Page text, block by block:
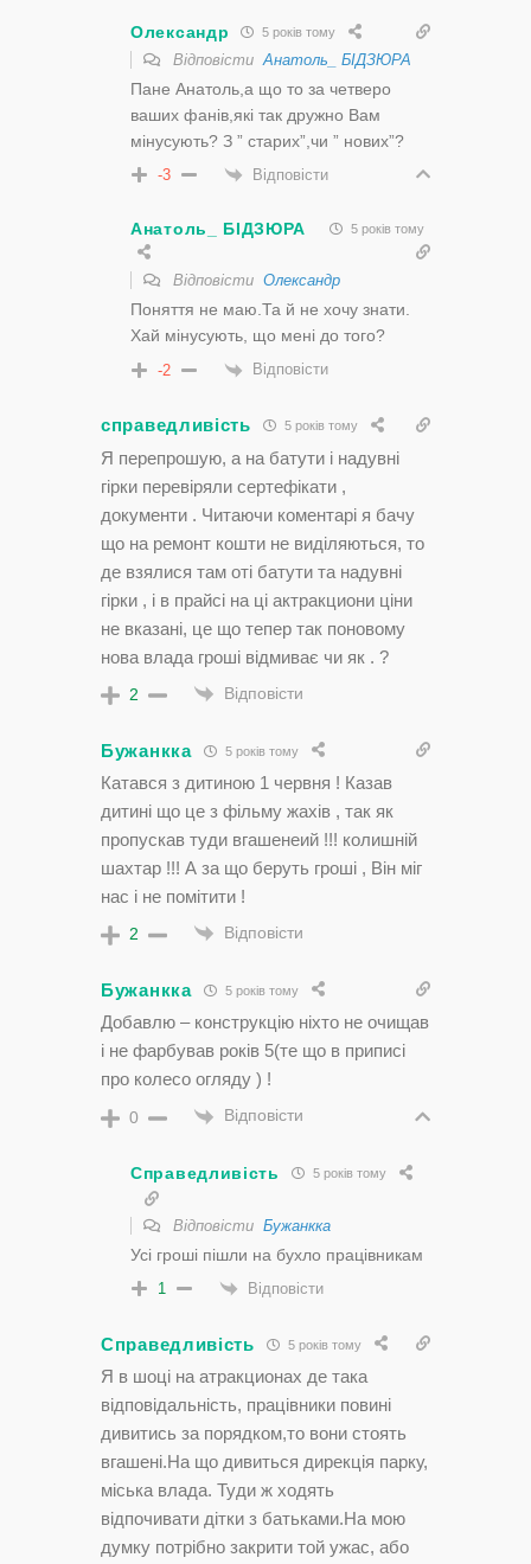
Олександр 5 років тому
Відповісти Анатоль_ БІДЗЮРА
Пане Анатоль,а що то за четверо
ваших фанів,які так дружно Вам
мінусують? З ” старих”,чи ” нових”?
-3 Відповісти
Анатоль_ БІДЗЮРА 5 років тому
Відповісти Олександр
Поняття не маю.Та й не хочу знати.
Хай мінусують, що мені до того?
-2 Відповісти
справедливість 5 років тому
Я перепрошую, а на батути і надувні
гірки перевіряли сертефікати ,
документи . Читаючи коментарі я бачу
що на ремонт кошти не виділяються, то
де взялися там оті батути та надувні
гірки , і в прайсі на ці актракциони ціни
не вказані, це що тепер так поновому
нова влада гроші відмиває чи як . ?
2 Відповісти
Бужанкка 5 років тому
Катався з дитиною 1 червня ! Казав
дитині що це з фільму жахів , так як
пропускав туди вгашенеий !!! колишній
шахтар !!! А за що беруть гроші , Він міг
нас і не помітити !
2 Відповісти
Бужанкка 5 років тому
Добавлю – конструкцію ніхто не очищав
і не фарбував років 5(те що в приписі
про колесо огляду ) !
0 Відповісти
Справедливість 5 років тому
Відповісти Бужанкка
Усі гроші пішли на бухло працівникам
1 Відповісти
Справедливість 5 років тому
Я в шоці на атракционах де така
відповідальність, працівники повині
дивитись за порядком,то вони стоять
вгашені.На що дивиться дирекція парку,
міська влада. Туди ж ходять
відпочивати дітки з батьками.На мою
думку потрібно закрити той ужас, або